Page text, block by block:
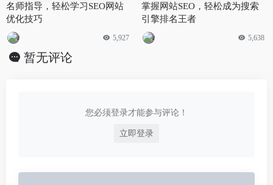
名师指导，轻松学习SEO网站
优化技巧
5,927
掌握网站SEO，轻松成为搜索
引擎排名王者
5,638
暂无评论
您必须登录才能参与评论！
立即登录